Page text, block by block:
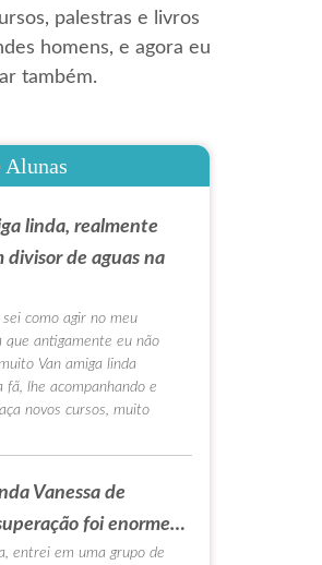
palestras e livros
homens, e agora eu
também.
Alunas
linda, realmente
divisor de aguas na
como agir no meu
que antigamente eu não
Van amiga linda
fã, lhe acompanhando e
novos cursos, muito
Vanessa de
foi enorme…
entrei em uma grupo de